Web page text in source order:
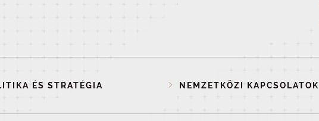
ÉS STRATÉGIA NEMZETKÖZI KAPCSOLATOK